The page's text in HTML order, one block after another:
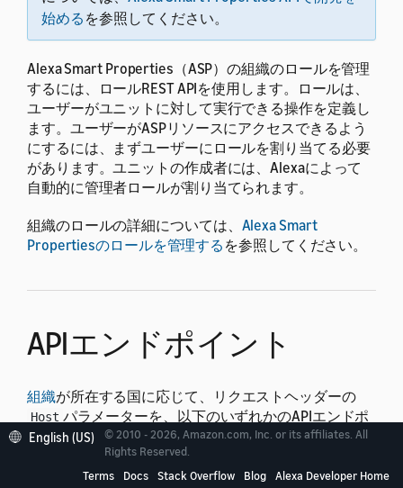
始める を参照してください。
Alexa Smart Properties（ASP）の組織のロールを管理
するには、ロールREST APIを使用します。ロールは、
ユーザーがユニットに対して実行できる操作を定義し
ます。ユーザーがASPリソースにアクセスできるよう
にするには、まずユーザーにロールを割り当てる必要
があります。ユニットの作成者には、Alexaによって
自動的に管理者ロールが割り当てられます。
組織のロールの詳細については、 Alexa Smart
Propertiesのロールを管理する を参照してください。
APIエンドポイント
組織が所在する国に応じて、リクエストヘッダーの
Host パラメーターを、以下のいずれかのAPIエンドポ
イントに設定してください。
エンド
English (US)
© 2010 - 2026, Amazon.com, Inc. or its affiliates. All
Rights Reserved.
Terms
Docs Stack Overflow Blog Alexa Developer Home